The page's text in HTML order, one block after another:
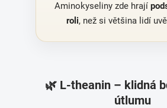
Aminokyseliny zde hrají
roli, než si většina lidí
🌿 L-theanin – klidná
útlumu